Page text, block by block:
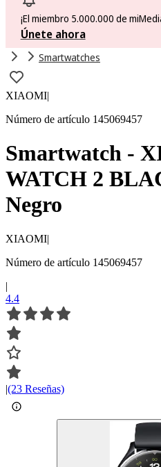
¡El miembro 5.000.000 de
Únete ahora
Smartwatches
XIAOMI|
Número de artículo 145069457
Smartwatch -
WATCH 2
Negro
XIAOMI|
Número de artículo 145069457
|
4.4
|(23 Reseñas)